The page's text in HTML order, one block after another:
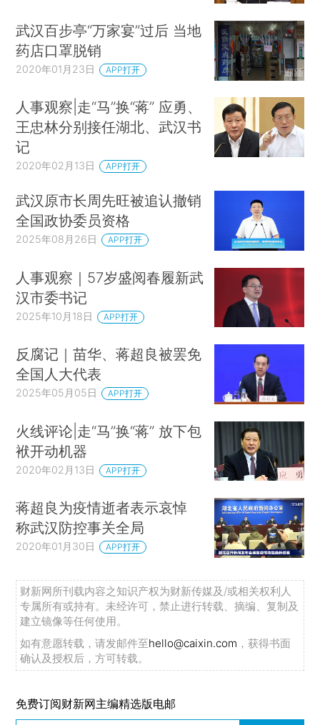
武汉百步亭“万家宴”过后 当地
药店口罩脱销
2020年01月23日 APP打开
人事观察|走“马”换“蒋” 应勇、
王忠林分别接任湖北、武汉书
记
2020年02月13日 APP打开
武汉原市长周先旺被追认撤销
全国政协委员资格
2025年08月26日 APP打开
人事观察｜57岁盛阅春履新武
汉市委书记
2025年10月18日 APP打开
反腐记｜苗华、蒋超良被罢免
全国人大代表
2025年05月05日 APP打开
火线评论|走“马”换“蒋” 放下包
袱开动机器
2020年02月13日 APP打开
蒋超良为疫情逝者表示哀悼
称武汉防控事关全局
2020年01月30日 APP打开
财新网所刊载内容之知识产权为财新传媒及/或相关权利人
专属所有或持有。未经许可，禁止进行转载、摘编、复制及
建立镜像等任何使用。
如有意愿转载，请发邮件至hello@caixin.com ，获得书面
确认及授权后，方可转载。
免费订阅财新网主编精选版电邮